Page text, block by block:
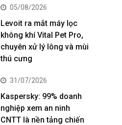
05/08/2026
Levoit ra mắt máy lọc
không khí Vital Pet Pro,
chuyên xử lý lông và mùi
thú cưng
31/07/2026
Kaspersky: 99% doanh
nghiệp xem an ninh
CNTT là nền tảng chiến